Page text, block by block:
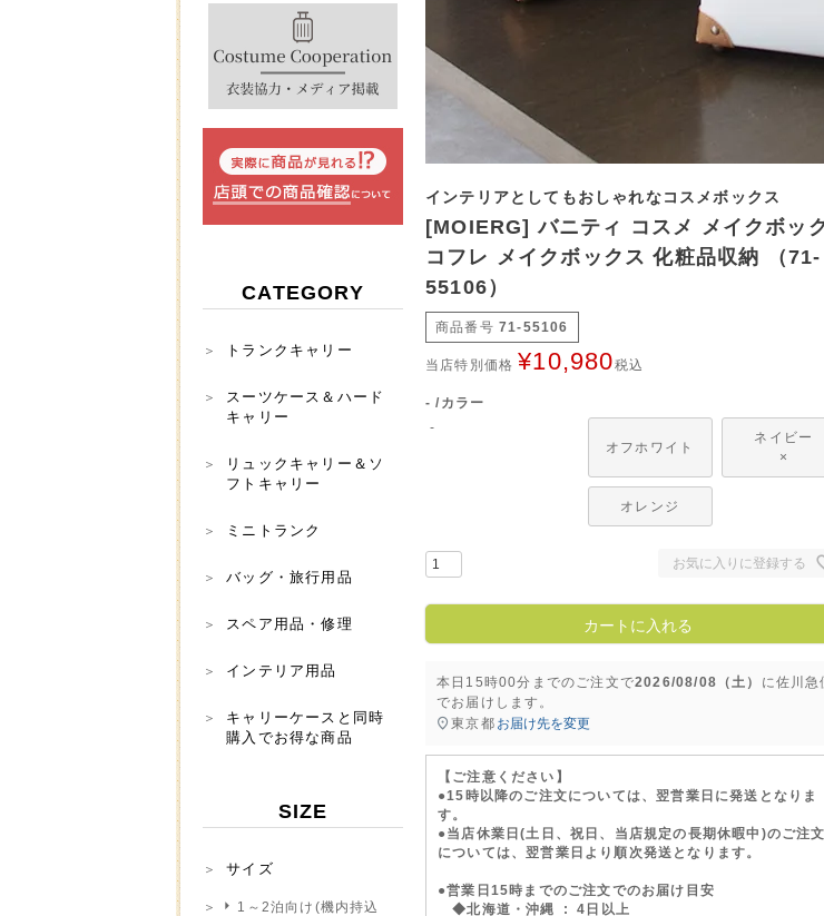
CATEGORY
トランクキャリー
スーツケース＆ハード
キャリー
リュックキャリー＆ソ
フトキャリー
ミニトランク
バッグ・旅行用品
スペア用品・修理
インテリア用品
キャリーケースと同時
購入でお得な商品
SIZE
サイズ
1～2泊向け(機内持込
インテリアとしてもおしゃれなコスメボックス
[MOIERG] バニティ コスメ メイクボッ
コフレ メイクボックス 化粧品収納 （71-
55106）
商品番号 71-55106
当店特別価格 ¥10,980税込
-
カラー
-
オフホワイト
ネイビー
×
オレンジ
お気に入りに登録する
カートに入れる
本日 15時00分 までのご注文で2026/08/08（土） に佐川急
でお届けします。
東京都 お届け先を変更
【ご注意ください】
●15時以降のご注文については、翌営業日に発送となりま
す。
●当店休業日(土日、祝日、当店規定の長期休暇中)のご注文
については、翌営業日より順次発送となります。
●営業日15時までのご注文でのお届け目安
◆北海道・沖縄 : 4日以上